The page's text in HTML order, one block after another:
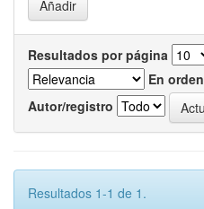
Resultados por página
En orden
Autor/registro
Resultados 1-1 de 1.